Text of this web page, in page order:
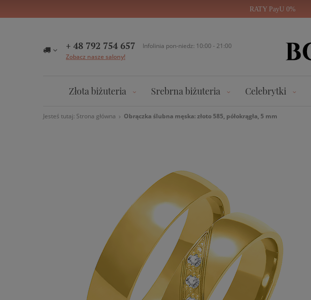
RATY PayU 0%
+ 48 792 754 657
Infolinia pon-niedz: 10:00 - 21:00
Zobacz nasze salony!
Złota biżuteria Srebrna biżuteria Celebrytki
Jesteś tutaj: Strona główna Obrączka ślubna męska: złoto 585, półokrągła, 5 mm